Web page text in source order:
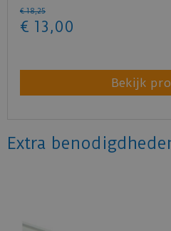
€ 18,25
€ 13 ,00
Bekijk
Extra